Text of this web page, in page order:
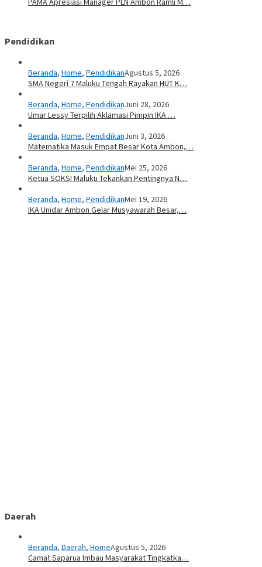
Pendidikan
Beranda, Home, PendidikanAgustus 5, 2026
SMA Negeri 7 Maluku Tengah Rayakan HUT K…
Beranda, Home, PendidikanJuni 28, 2026
Umar Lessy Terpilih Aklamasi Pimpin IKA …
Beranda, Home, PendidikanJuni 3, 2026
Matematika Masuk Empat Besar Kota Ambon,…
Beranda, Home, PendidikanMei 25, 2026
Ketua SOKSI Maluku Tekankan Pentingnya N…
Beranda, Home, PendidikanMei 19, 2026
IKA Unidar Ambon Gelar Musyawarah Besar,…
Daerah
Beranda, Daerah, HomeAgustus 5, 2026
Camat Saparua Imbau Masyarakat Tingkatka…